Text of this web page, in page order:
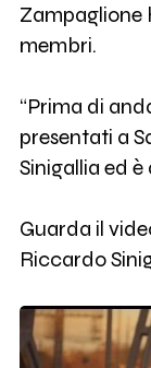
Zampaglione
membri.
“Prima di
presentati a
Sinigallia ed
Guarda il
Riccardo